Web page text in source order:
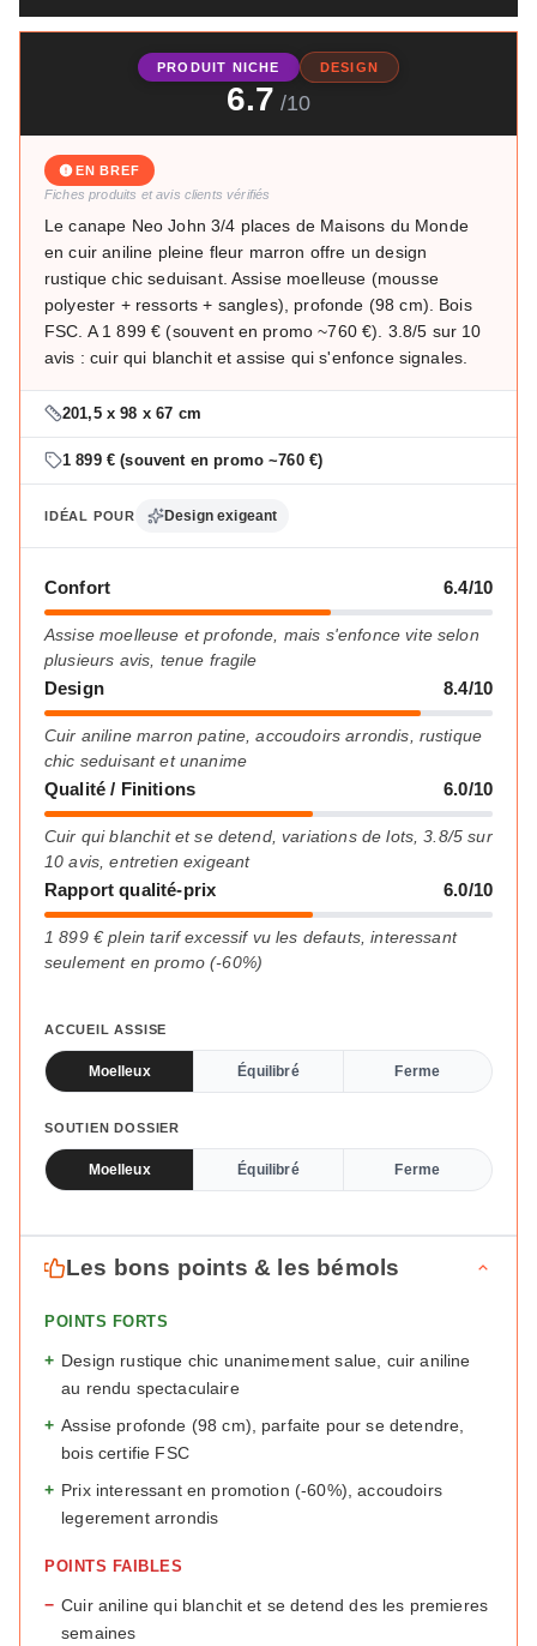
PRODUIT NICHE DESIGN
6.7 /10
EN BREF
Fiches produits et avis clients vérifiés
Le canape Neo John 3/4 places de Maisons du Monde
en cuir aniline pleine fleur marron offre un design
rustique chic seduisant. Assise moelleuse (mousse
polyester + ressorts + sangles), profonde (98 cm). Bois
FSC. A 1 899 € (souvent en promo ~760 €). 3.8/5 sur 10
avis : cuir qui blanchit et assise qui s'enfonce signales.
201,5 x 98 x 67 cm
1 899 € (souvent en promo ~760 €)
IDÉAL POUR Design exigeant
Confort 6.4/10
Assise moelleuse et profonde, mais s'enfonce vite selon
plusieurs avis, tenue fragile
Design 8.4/10
Cuir aniline marron patine, accoudoirs arrondis, rustique
chic seduisant et unanime
Qualité / Finitions 6.0/10
Cuir qui blanchit et se detend, variations de lots, 3.8/5 sur
10 avis, entretien exigeant
Rapport qualité-prix 6.0/10
1 899 € plein tarif excessif vu les defauts, interessant
seulement en promo (-60%)
ACCUEIL ASSISE
Moelleux Équilibré Ferme
SOUTIEN DOSSIER
Moelleux Équilibré Ferme
Les bons points & les bémols
POINTS FORTS
+ Design rustique chic unanimement salue, cuir aniline
au rendu spectaculaire
+ Assise profonde (98 cm), parfaite pour se detendre,
bois certifie FSC
+ Prix interessant en promotion (-60%), accoudoirs
legerement arrondis
POINTS FAIBLES
− Cuir aniline qui blanchit et se detend des les premieres
semaines